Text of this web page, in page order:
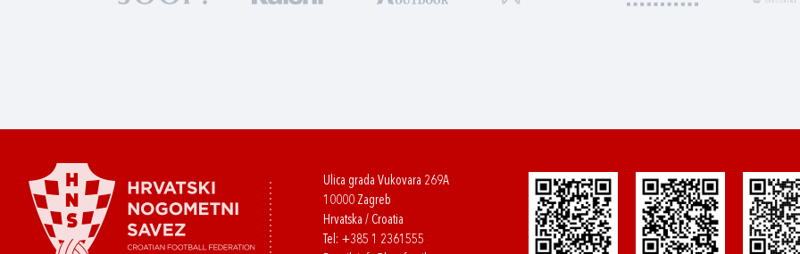
Ulica grada Vukovara 269A
10000 Zagreb
Hrvatska / Croatia
Tel: +385 1 2361555